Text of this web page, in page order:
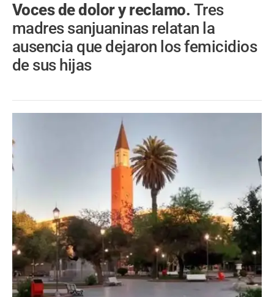
Voces de dolor y reclamo. Tres
madres sanjuaninas relatan la
ausencia que dejaron los femicidios
de sus hijas